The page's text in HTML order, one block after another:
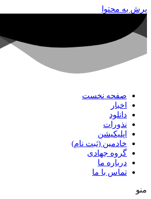
پرش به محتوا
صفحه نخست
اخبار
دانلود
نذورات
اپلیکیشن
خادمین (ثبت نام)
گروه جهادی
درباره ما
تماس با ما
منو